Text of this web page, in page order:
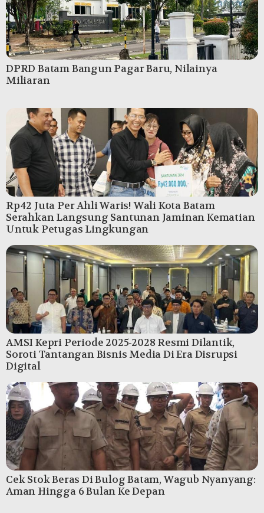
DPRD Batam Bangun Pagar Baru, Nilainya
Miliaran
Rp42 Juta Per Ahli Waris! Wali Kota Batam
Serahkan Langsung Santunan Jaminan Kematian
Untuk Petugas Lingkungan
AMSI Kepri Periode 2025-2028 Resmi Dilantik,
Soroti Tantangan Bisnis Media Di Era Disrupsi
Digital
Cek Stok Beras Di Bulog Batam, Wagub Nyanyang:
Aman Hingga 6 Bulan Ke Depan